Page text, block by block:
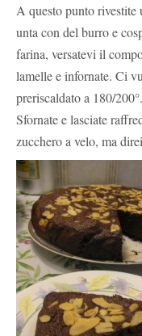
A questo punto rivestite
unta con del burro e
farina, versatevi il
lamelle e infornate. Ci
preriscaldato a 180/200°.
Sfornate e lasciate
zucchero a velo, ma